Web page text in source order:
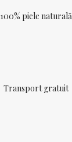
100% piele naturală
Transport gratuit